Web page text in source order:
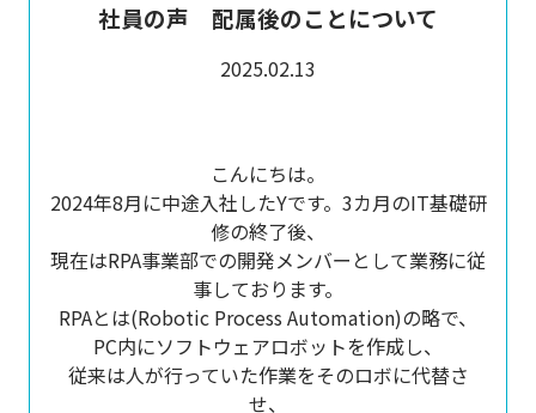
社員の声 配属後のことについて
2025.02.13
こんにちは。
2024年8月に中途入社したYです。3カ月のIT基礎研
修の終了後、
現在はRPA事業部での開発メンバーとして業務に従
事しております。
RPAとは(Robotic Process Automation)の略で、
PC内にソフトウェアロボットを作成し、
従来は人が行っていた作業をそのロボに代替さ
せ、